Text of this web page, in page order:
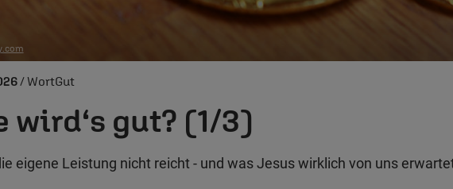
/ WortGut
wird‘s gut? (1/3)
eigene Leistung nicht reicht - und was Jesus wirklich von uns